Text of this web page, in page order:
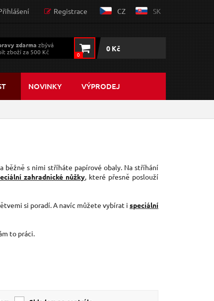
Registrace CZ SK
zdarma zbývá
zboží za 500 Kč
0
0 Kč
NOVINKY VÝPRODEJ
běžně s nimi stříháte papírové obaly. Na stříhání
zahradnické nůžky, které přesně poslouží
si poradí. A navíc můžete vybírat i speciální
to práci.